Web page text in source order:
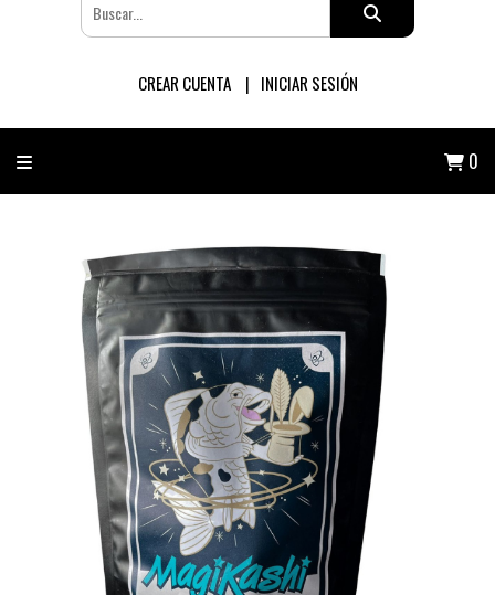
CREAR CUENTA INICIAR SESIÓN
0